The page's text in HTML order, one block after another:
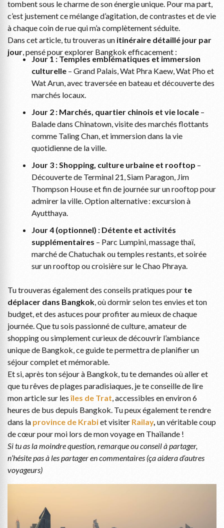
tombent sous le charme de son énergie unique. Pour ma part,
c’est justement ce mélange d’agitation, de contrastes et de vie
à chaque coin de rue qui m’a complètement séduite.
Dans cet article, tu trouveras un itinéraire détaillé jour par
jour , pensé pour explorer Bangkok efficacement :
Jour 1 : Temples emblématiques et immersion
culturelle – Grand Palais, Wat Phra Kaew, Wat Pho et
Wat Arun, avec traversée en bateau et découverte des
marchés locaux.
Jour 2 : Marchés, quartier chinois et vie locale –
Balade dans Chinatown, visite des marchés flottants
comme Taling Chan, et immersion dans la vie
quotidienne de la ville.
Jour 3 : Shopping, culture urbaine et rooftop –
Découverte de Terminal 21, Siam Paragon, Jim
Thompson House et fin de journée sur un rooftop pour
admirer la ville. Option alternative : excursion à
Ayutthaya.
Jour 4 (optionnel) : Détente et activités
supplémentaires – Parc Lumpini, massage thaï,
marché de Chatuchak ou temples restants, et soirée
sur un rooftop ou croisière sur le Chao Phraya.
Tu trouveras également des conseils pratiques pour te
déplacer dans Bangkok , où dormir selon tes envies et ton
budget, et des astuces pour profiter au mieux de chaque
journée. Que tu sois passionné de culture, amateur de
shopping ou simplement curieux de découvrir l’ambiance
unique de Bangkok, ce guide te permettra de planifier un
séjour complet et mémorable.
Et si, après ton séjour à Bangkok, tu te demandes où aller et
que tu rêves de plages paradisiaques, je te conseille de lire
mon article sur lesîles de Trat , accessibles en environ 6
heures de bus depuis Bangkok. Tu peux également te rendre
dans la province de Krabiet visiter Railay, un véritable coup
de cœur pour moi lors de mon voyage en Thaïlande !
Si tu as la moindre question, remarque ou conseil à partager,
n’hésite pas à les partager en commentaires (ça aidera d’autres
voyageurs)